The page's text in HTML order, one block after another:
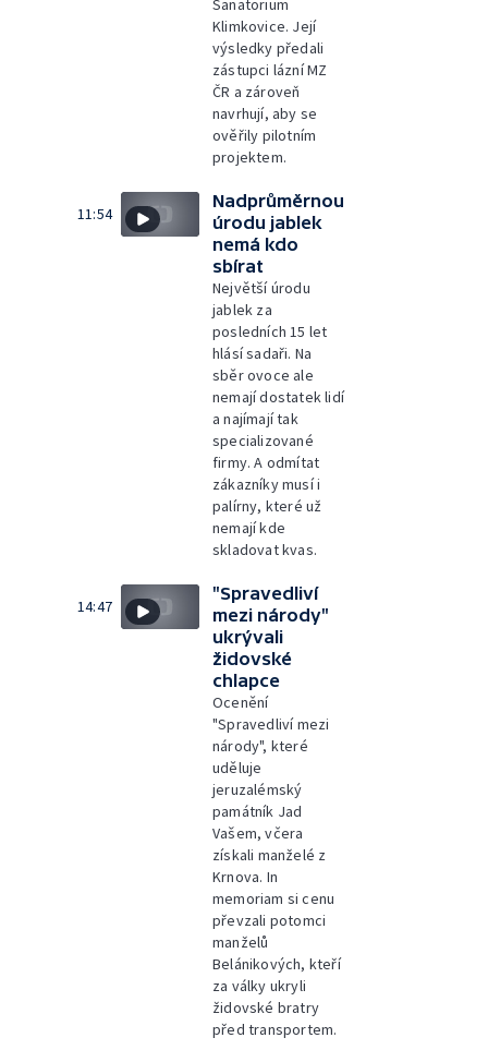
Sanatorium
Klimkovice. Její
výsledky předali
zástupci lázní MZ
ČR a zároveň
navrhují, aby se
ověřily pilotním
projektem.
11:54
Nadprůměrnou
úrodu jablek
nemá kdo
sbírat
Největší úrodu
jablek za
posledních 15 let
hlásí sadaři. Na
sběr ovoce ale
nemají dostatek lidí
a najímají tak
specializované
firmy. A odmítat
zákazníky musí i
palírny, které už
nemají kde
skladovat kvas.
14:47
"Spravedliví
mezi národy"
ukrývali
židovské
chlapce
Ocenění
"Spravedliví mezi
národy", které
uděluje
jeruzalémský
památník Jad
Vašem, včera
získali manželé z
Krnova. In
memoriam si cenu
převzali potomci
manželů
Belánikových, kteří
za války ukryli
židovské bratry
před transportem.